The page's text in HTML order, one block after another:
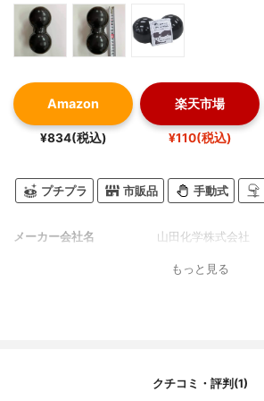
Amazon
¥834(税込)
楽天市場
¥110(税込)
プチプラ 市販品 手動式
メーカー会社名 山田化学株式会社
もっと見る
クチコミ・評判(1)